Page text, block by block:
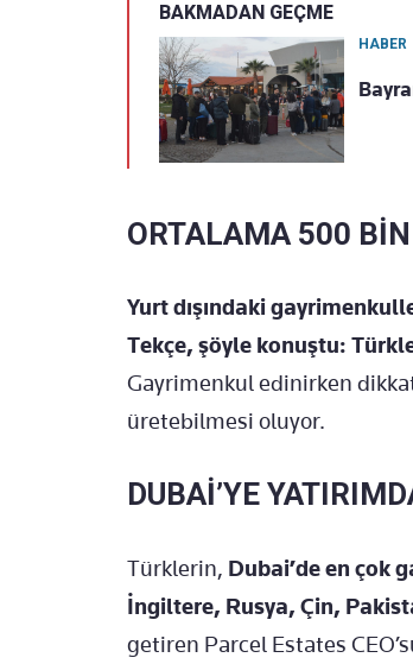
BAKMADAN GEÇME
HABER
ORTALAMA 500
Yurt dışındaki
Tekçe, şöyle konuştu:
Gayrimenkul edinirken
üretebilmesi oluyor.
DUBAİ’YE
Türklerin, Dubai’de en çok
İngiltere, Rusya, Çin,
getiren Parcel Estates